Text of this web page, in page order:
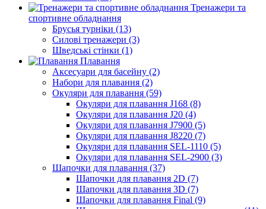
Тренажери та
спортивне обладнання
Брусья турніки (13)
Силові тренажери (3)
Шведські стінки (1)
Плавання
Аксесуари для басейну (2)
Набори для плавання (2)
Окуляри для плавання (59)
Окуляри для плавання J168 (8)
Окуляри для плавання J20 (4)
Окуляри для плавання J7900 (5)
Окуляри для плавання J8220 (7)
Окуляри для плавання SEL-1110 (5)
Окуляри для плавання SEL-2900 (3)
Шапочки для плавання (37)
Шапочки для плавання 2D (7)
Шапочки для плавання 3D (7)
Шапочки для плавання Final (9)